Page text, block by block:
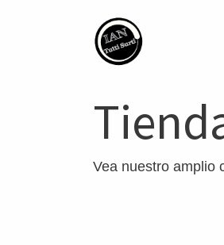
Vea nuestro amplio